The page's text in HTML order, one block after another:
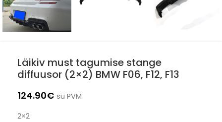
Läikiv must tagumise stange
diffuusor (2×2) BMW F06, F12, F13
124.90€ su PVM
2×2